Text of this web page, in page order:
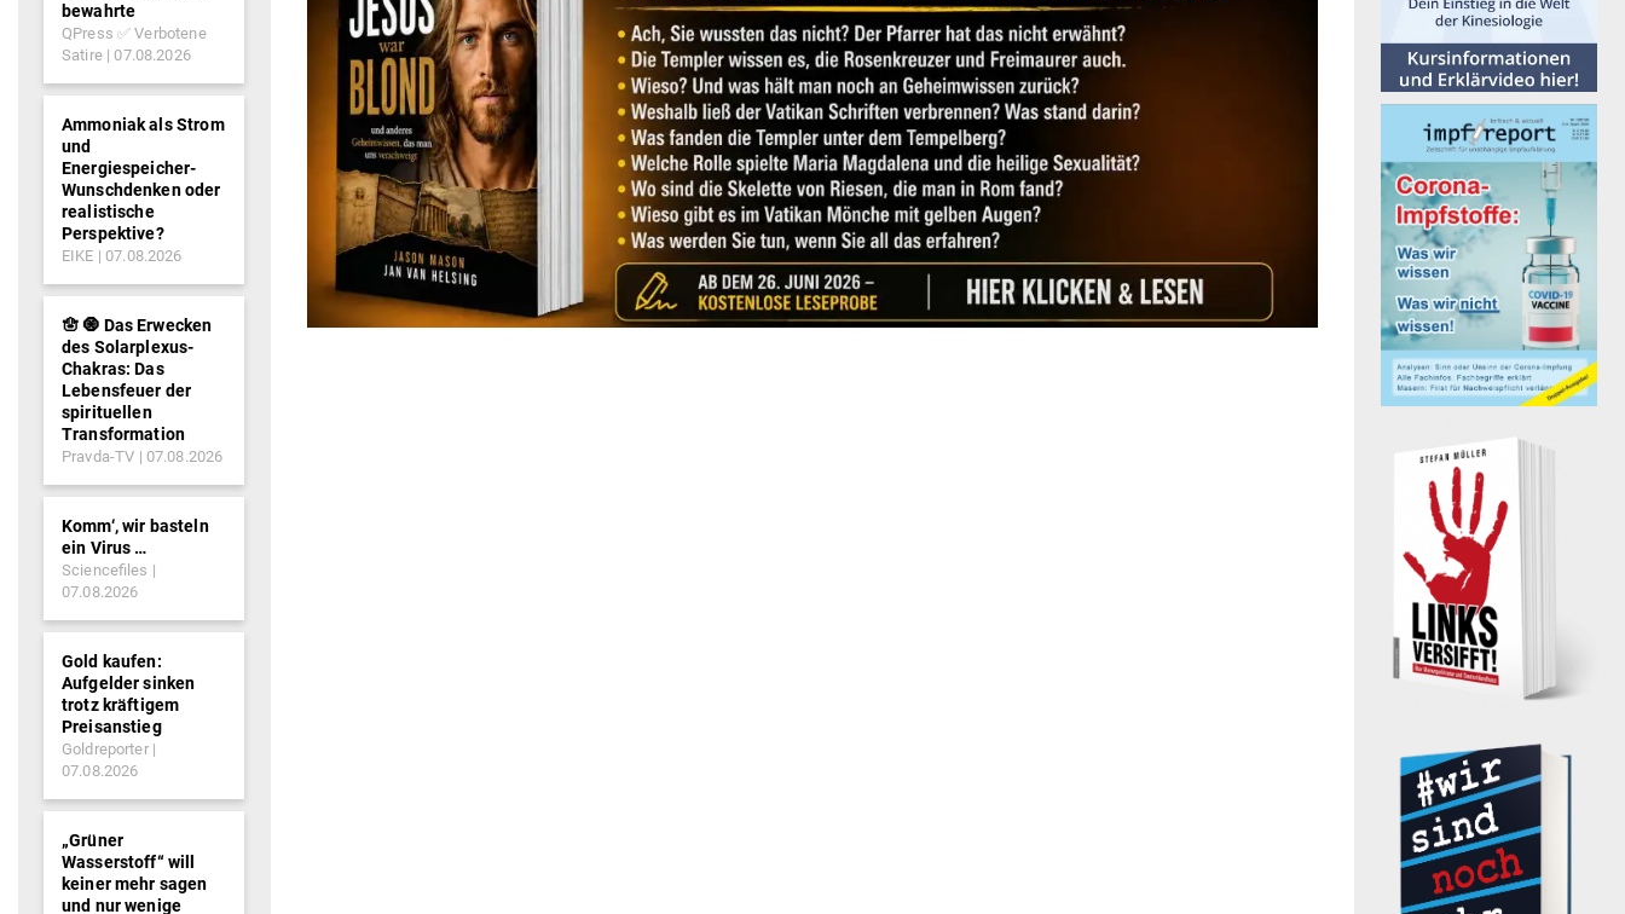
bewahrte
QPress ✅ Verbotene
Satire
07.08.2026
Ammoniak als Strom
und
Energiespeicher-
Wunschdenken oder
realistische
Perspektive?
EIKE 07.08.2026
🪬 🧿 Das Erwecken
des Solarplexus-
Chakras: Das
Lebensfeuer der
spirituellen
Transformation
Pravda-TV 07.08.2026
Komm‘, wir basteln
ein Virus …
Sciencefiles
07.08.2026
Gold kaufen:
Aufgelder sinken
trotz kräftigem
Preisanstieg
Goldreporter
07.08.2026
„Grüner
Wasserstoff“ will
keiner mehr sagen
und nur wenige